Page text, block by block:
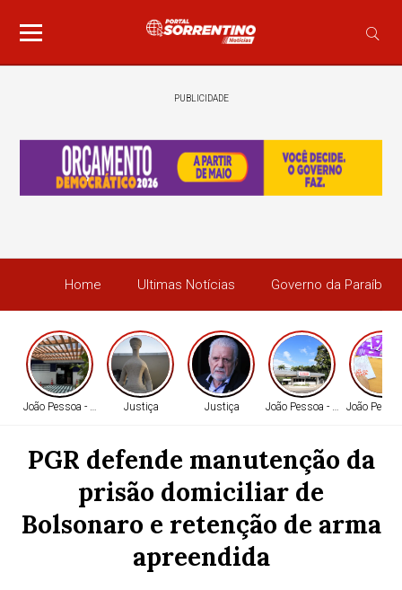
PUBLICIDADE
Home Ultimas Notícias Governo da Paraíba
João Pessoa - PB Justiça Justiça João Pessoa - PB João
PGR defende manutenção da
prisão domiciliar de
Bolsonaro e retenção de arma
apreendida